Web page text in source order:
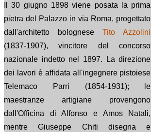
Il 30 giugno 1898 viene posata la prima
pietra del Palazzo in via Roma, progettato
dall'architetto bologneseTito Azzolini
(1837-1907), vincitore del concorso
nazionale indetto nel 1897. La direzione
dei lavori è affidata all'ingegnere pistoiese
Telemaco Parri (1854-1931); le
maestranze artigiane provengono
dall'Officina di Alfonso e Amos Natali,
mentre Giuseppe Chiti disegna e